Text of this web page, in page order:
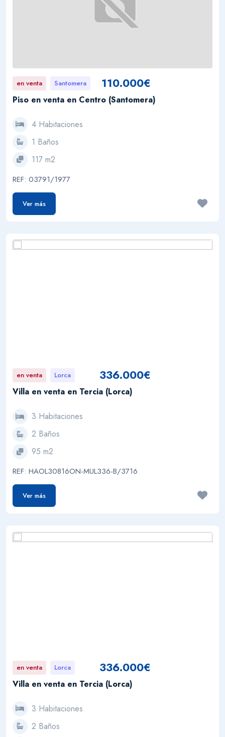
en venta Santomera 110.000€
Piso en venta en Centro (Santomera)
4 Habitaciones
1 Baños
117 m2
REF: 03791/1977
Ver más
en venta Lorca 336.000€
Villa en venta en Tercia (Lorca)
3 Habitaciones
2 Baños
95 m2
REF: HAOL30816ON-MUL336-B/3716
Ver más
en venta Lorca 336.000€
Villa en venta en Tercia (Lorca)
3 Habitaciones
2 Baños